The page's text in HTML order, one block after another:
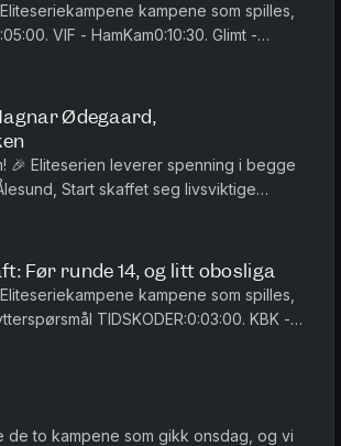
kampene som spilles,
VIF - HamKam0:10:30. Glimt -
Start - Viking0:41:3...
Ødegaard,
🎉 Eliteserien leverer spenning i begge
Start skaffet seg livsviktige
den ...
Før runde 14, og litt obosliga
kampene som spilles,
TIDSKODER:0:03:00. KBK -
- Molde0:25:30...
de to kampene som gikk onsdag, og vi